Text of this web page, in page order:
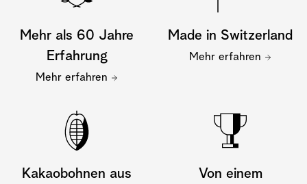
Mehr als 60 Jahre
Erfahrung
Mehr erfahren
Made in Switzerland
Mehr erfahren
Kakaobohnen aus
Von einem